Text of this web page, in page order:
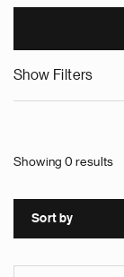
Show Filters
Showing 0 results
Sort by